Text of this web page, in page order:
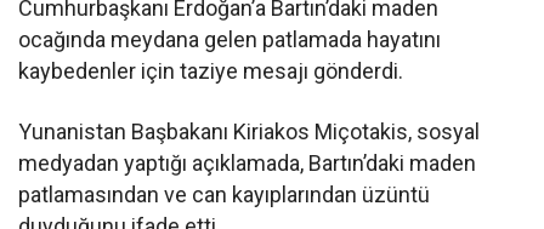
Cumhurbaşkanı Erdoğan’a Bartın’daki maden
ocağında meydana gelen patlamada hayatını
kaybedenler için taziye mesajı gönderdi.
Yunanistan Başbakanı Kiriakos Miçotakis, sosyal
medyadan yaptığı açıklamada, Bartın’daki maden
patlamasından ve can kayıplarından üzüntü